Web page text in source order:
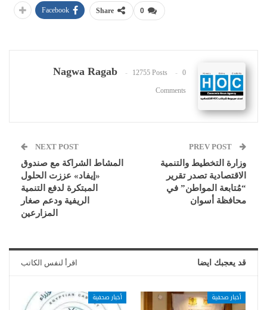
0
Share
Facebook
Nagwa Ragab 12755 Posts 0
Comments
وزارة التخطيط والتنمية
الاقتصادية تصدر تقرير
“مُتابعة المواطن” في
محافظة أسوان
NEXT POST
المشاط الشراكة مع صندوق
«إيفاد» عززت الحلول
المبتكرة لدفع التنمية
الريفية ودعم صغار
المزارعين
قد يعجبك ايضا اقرأ لنفس الكاتب
أخبار صحفية أخبار صحفية